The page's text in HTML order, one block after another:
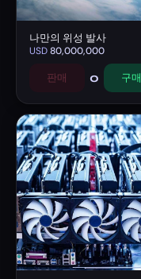
나만의 위성 발사
USD80,000,000
판매 0 구매